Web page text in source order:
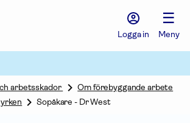
Logga in
☰
Meny
arbetsskador
Om förebyggande arbete
Sopåkare - Dr West